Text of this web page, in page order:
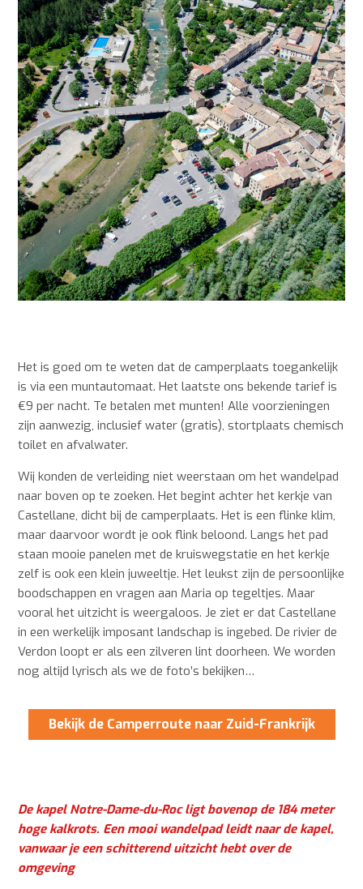
Het is goed om te weten dat de camperplaats toegankelijk
is via een muntautomaat. Het laatste ons bekende tarief is
€9 per nacht. Te betalen met munten! Alle voorzieningen
zijn aanwezig, inclusief water (gratis), stortplaats chemisch
toilet en afvalwater.
Wij konden de verleiding niet weerstaan om het wandelpad
naar boven op te zoeken. Het begint achter het kerkje van
Castellane, dicht bij de camperplaats. Het is een flinke klim,
maar daarvoor wordt je ook flink beloond. Langs het pad
staan mooie panelen met de kruiswegstatie en het kerkje
zelf is ook een klein juweeltje. Het leukst zijn de persoonlijke
boodschappen en vragen aan Maria op tegeltjes. Maar
vooral het uitzicht is weergaloos. Je ziet er dat Castellane
in een werkelijk imposant landschap is ingebed. De rivier de
Verdon loopt er als een zilveren lint doorheen. We worden
nog altijd lyrisch als we de foto’s bekijken…
Bekijk de Camperroute naar Zuid-Frankrijk
De kapel Notre-Dame-du-Roc ligt bovenop de 184 meter
hoge kalkrots. Een mooi wandelpad leidt naar de kapel,
vanwaar je een schitterend uitzicht hebt over de
omgeving